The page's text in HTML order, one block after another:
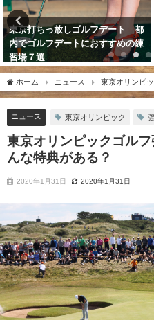
ゴルフボールは新品でも寿命があ
る？未使用の場合の経年劣化の目
安は？
ホーム ニュース
東京オリンピ
がある？
ニュース 東京オリンピック
東京オリンピックゴル
んな特典がある？
2020年1月31日 2020年1月31日